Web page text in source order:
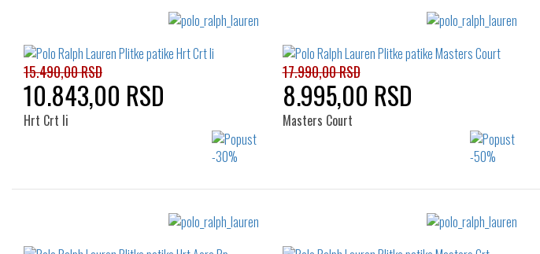
Izaberi željeni broj:
15.490,00 RSD
10.843,00 RSD
Hrt Crt Ii
Izaberi željeni broj:
17.990,00 RSD
8.995,00 RSD
Masters Court